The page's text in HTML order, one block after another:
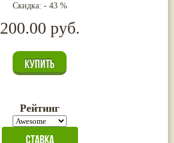
Скидка: - 43 %
200.00 руб.
Рейтинг